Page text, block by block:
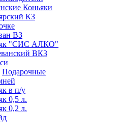
Коньяки
КЗ
ВЗ
"СИС АЛКО"
ВКЗ
Подарочные
в п/у
0,5 л.
0,2 л.